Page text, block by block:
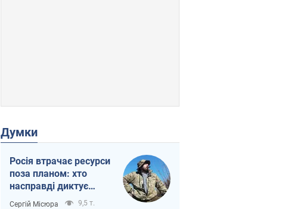
Думки
Росія втрачає ресурси
поза планом: хто
насправді диктує
темп війни
Сергій Місюра 9,5 т.